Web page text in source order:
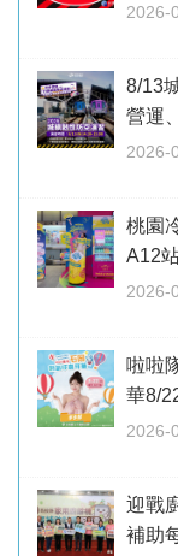
2026-
8/13
營運
2026-
桃園
A12
2026-
啦啦
華8/
2026-
迎戰
補助